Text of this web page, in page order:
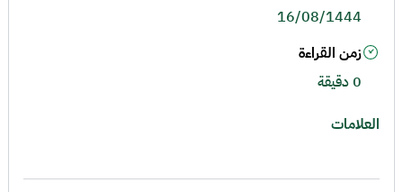
16/08/1444
زمن القراءة
0 دقيقة
العلامات